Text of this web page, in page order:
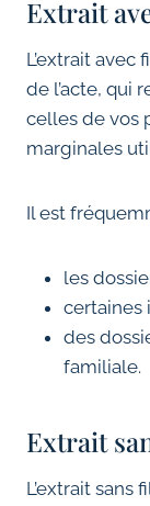
Extrait
L’extrait
de l’acte, qui
celles de vos
marginales
Il est
les
certaines
des
familiale.
Extrait
L’extrait sans